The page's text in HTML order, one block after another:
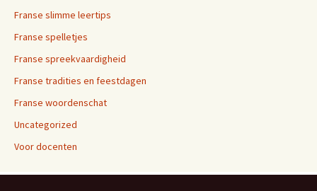
Franse slimme leertips
Franse spelletjes
Franse spreekvaardigheid
Franse tradities en feestdagen
Franse woordenschat
Uncategorized
Voor docenten